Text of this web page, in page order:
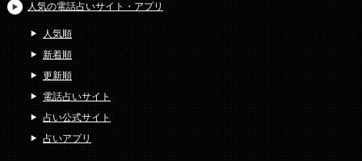
人気の電話占いサイト・アプリ
人気順
新着順
更新順
電話占いサイト
占い公式サイト
占いアプリ